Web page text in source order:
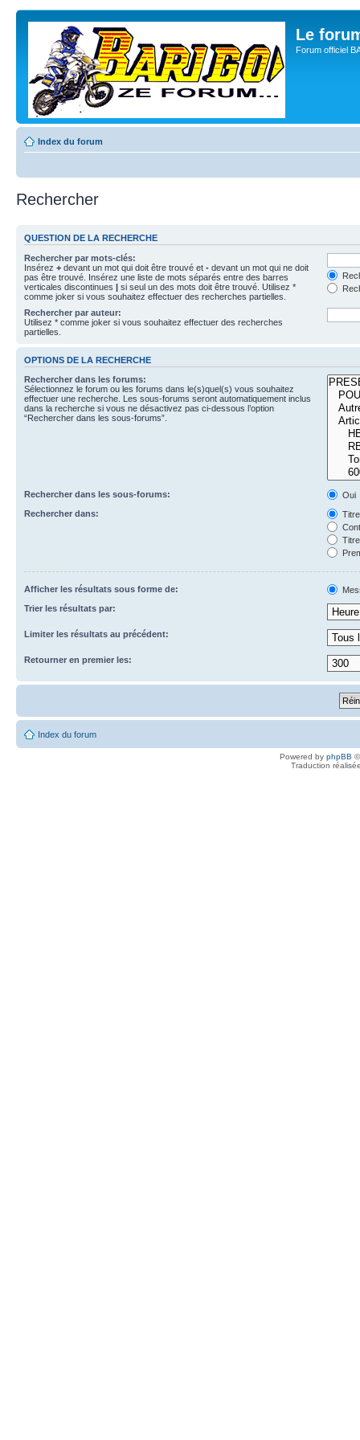
Le
Forum officiel
Index du forum
Rechercher
QUESTION DE LA RECHERCHE
Rechercher par mots-clés:
Insérez + devant un mot qui doit être trouvé et - devant un mot qui ne doit
pas être trouvé. Insérez une liste de mots séparés entre des barres
verticales discontinues | si seul un des mots doit être trouvé. Utilisez *
comme joker si vous souhaitez effectuer des recherches partielles.
Rechercher par auteur:
Utilisez * comme joker si vous souhaitez effectuer des recherches
partielles.
OPTIONS DE LA RECHERCHE
Rechercher dans les forums:
Sélectionnez le forum ou les forums dans le(s)quel(s) vous souhaitez
effectuer une recherche. Les sous-forums seront automatiquement inclus
dans la recherche si vous ne désactivez pas ci-dessous l’option
“Rechercher dans les sous-forums”.
Rechercher dans les sous-forums:
Oui
Rechercher dans:
Afficher les résultats sous forme de:
Trier les résultats par:
Limiter les résultats au précédent:
Retourner en premier les:
Index du forum
Powered by phpBB
Traduction